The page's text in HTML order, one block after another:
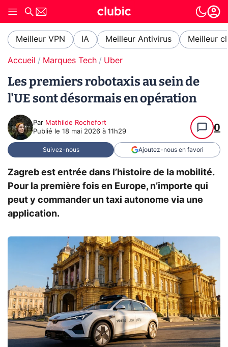
Meilleur VPN IA Meilleur Antivirus Meilleur
Accueil Marques Tech Uber
Les premiers robotaxis au sein de
l'UE sont désormais en opération
Par Mathilde Rochefort
Publié le 18 mai 2026 à 11h29 0
Suivez-nous Ajoutez-nous en favori
Zagreb est entrée dans l’histoire de la mobilité.
Pour la première fois en Europe, n’importe qui
peut y commander un taxi autonome via une
application.